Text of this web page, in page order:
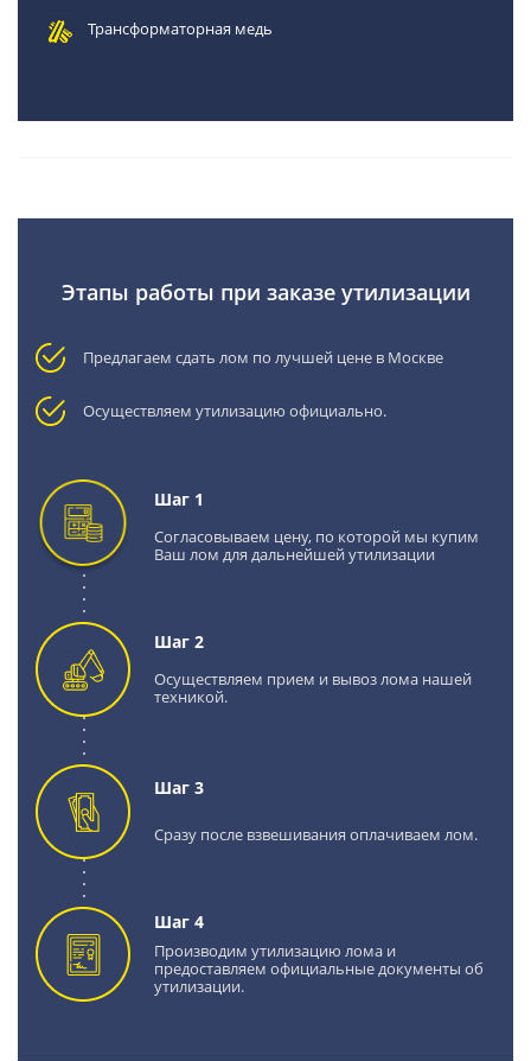
Трансформаторная медь
Этапы работы при заказе утилизации
Предлагаем сдать лом по лучшей цене в Москве
Осуществляем утилизацию официально.
Шаг 1
Согласовываем цену, по которой мы купим
Ваш лом для дальнейшей утилизации
Шаг 2
Осуществляем прием и вывоз лома нашей
техникой.
Шаг 3
Сразу после взвешивания оплачиваем лом.
Шаг 4
Производим утилизацию лома и
предоставляем официальные документы об
утилизации.